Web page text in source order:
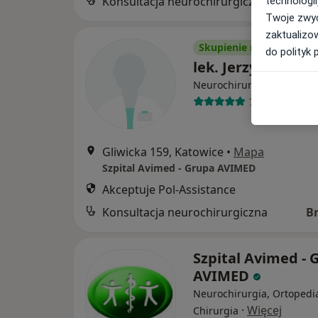
Skupienie na pacjencie
lek. Jerzy
Neurochirurg
7 opinii
Gliwicka 159, Katowice • Mapa
Szpital Avimed - Grupa AVIMED
Akceptuje Pol-Assistance
Konsultacja neurochirurgiczna
Szpital Avimed -
AVIMED
Neurochirurgia,
Chirurgia · Więcej
Twoje
do polityk